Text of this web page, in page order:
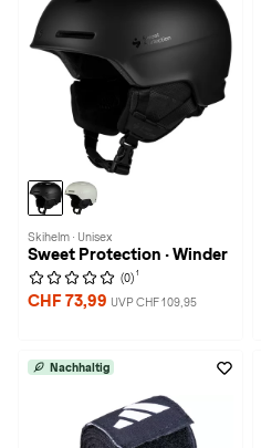
Skihelm · Unisex
Sweet Protection · Winder
(0) 1
CHF 73,99 UVP CHF 109,95
Nachhaltig